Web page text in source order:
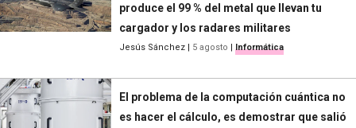
produce el 99 % del metal que llevan tu
cargador y los radares militares
Jesús Sánchez | 5 agosto | Informática
El problema de la computación cuántica no
es hacer el cálculo, es demostrar que salió